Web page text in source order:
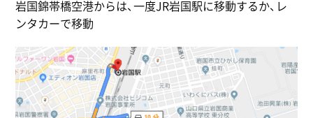
岩国錦帯橋空港からは、一度JR岩国駅に移動するか、レ
ンタカーで移動